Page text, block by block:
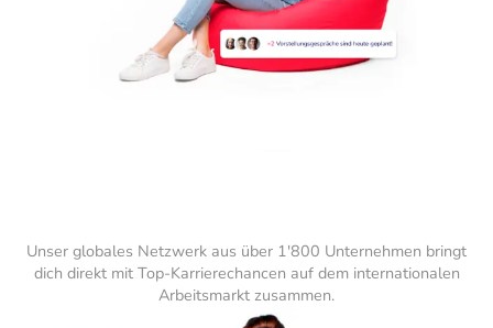
Unser globales Netzwerk aus über 1'800 Unternehmen bringt
dich direkt mit Top-Karrierechancen auf dem internationalen
Arbeitsmarkt zusammen.